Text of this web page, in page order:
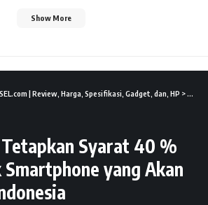
Show More
| Review, Harga, Spesifikasi, Gadget, dan, HP > News
Syarat 40 %
yang Akan